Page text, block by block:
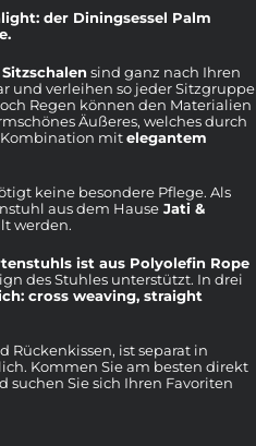
der Diningsessel Palm
sind ganz nach Ihren
und verleihen so jeder Sitzgruppe
Regen können den Materialien
Äußeres, welches durch
mitelegantem
keine besondere Pflege. Als
aus dem Hause Jati &
werden.
ist aus Polyolefin Rope
des Stuhles unterstützt. In drei
cross weaving, straight
Rückenkissen, ist separat in
Kommen Sie am besten direkt
suchen Sie sich Ihren Favoriten